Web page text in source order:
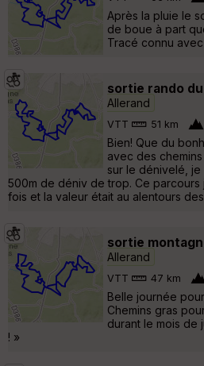
Après la pluie le
de boue à part
Tracé connu
sortie rando du
Allerand
VTT 51 km
Bien! Que du
avec des
sur le dénivelé,
500m de déniv de trop. Ce parcours
fois et la valeur était au alentours des
sortie
Allerand
VTT 47 km
Belle journée
Chemins gras
durant le mois de
! »